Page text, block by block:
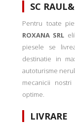
SC
Pentru toate
ROXANA SRL
piesele se
destinatie in
autoturisme
mecanicii
optime.
LIVRARE